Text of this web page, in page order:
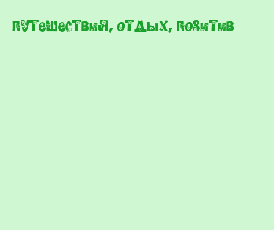
Путешествия, отдых, позитив